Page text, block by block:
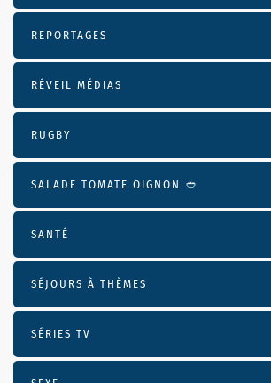
REPORTAGES
RÉVEIL MÉDIAS
RUGBY
SALADE TOMATE OIGNON 🥙
SANTÉ
SÉJOURS À THÈMES
SÉRIES TV